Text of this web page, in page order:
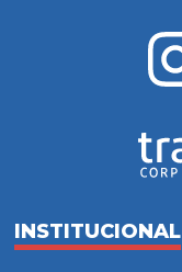
INSTITUCIONAL